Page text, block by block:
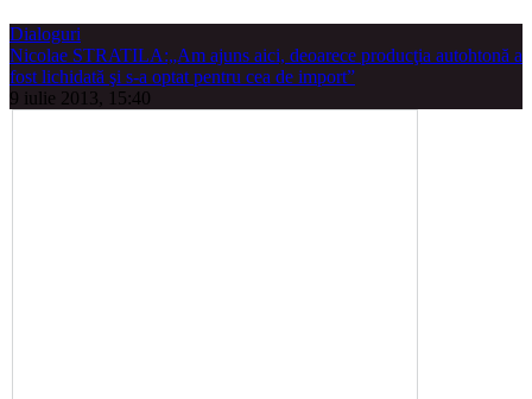
Dialoguri
Nicolae STRATILA:„Am ajuns aici, deoarece producţia autohtonă a
fost lichidată şi s-a optat pentru cea de import”
9 iulie 2013, 15:40